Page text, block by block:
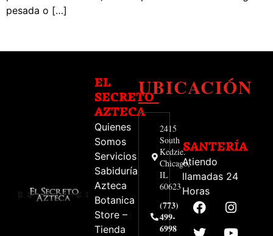
pesada o […]
EL
SECRETO
AZTECA
Quienes
Somos
Servicios
Sabiduría
Azteca
Botanica
Store –
Tienda
UBICACIÓN
2415
South
Kedzie.
Chicago,
IL
60623
(773)
499-
6998
SANTERÍA
Atiendo
llamadas 24
Horas